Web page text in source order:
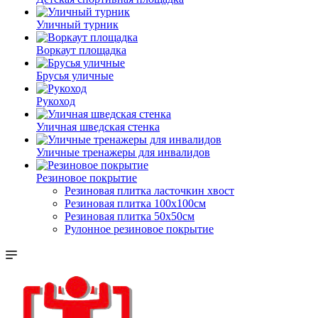
Уличный турник
Воркаут площадка
Брусья уличные
Рукоход
Уличная шведская стенка
Уличные тренажеры для инвалидов
Резиновое покрытие
Резиновая плитка ласточкин хвост
Резиновая плитка 100х100см
Резиновая плитка 50х50см
Рулонное резиновое покрытие